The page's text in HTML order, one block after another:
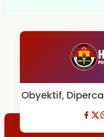
Obyektif,